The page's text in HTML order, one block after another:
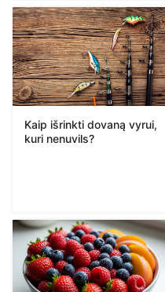
Kaip išrinkti dovaną vyrui,
kuri nenuvils?